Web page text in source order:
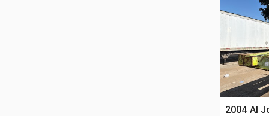
2004 Al